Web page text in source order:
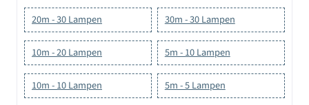
20m - 30 Lampen
30m - 30 Lampen
10m - 20 Lampen 5m - 10 Lampen
10m - 10 Lampen 5m - 5 Lampen